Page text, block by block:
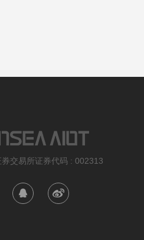
交易所证券代码 : 002313